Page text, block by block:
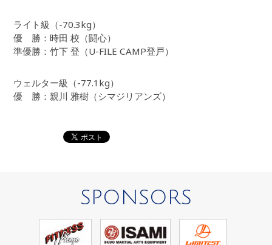
ライト級（-70.3kg）
優 勝：時田 校（闘心）
準優勝：竹下 登（U-FILE CAMP登戸）
ウェルター級（-77.1kg）
優 勝：親川 雅樹（シマジリアンズ）
SPONSORS